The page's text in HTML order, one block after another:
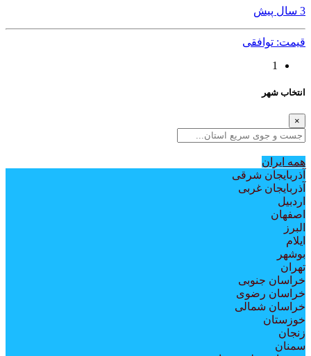
3 سال پیش
قیمت: توافقی
1
انتخاب شهر
×
همه ايران
آذربایجان شرقی
آذربایجان غربی
اردبیل
اصفهان
البرز
ایلام
بوشهر
تهران
خراسان جنوبی
خراسان رضوی
خراسان شمالی
خوزستان
زنجان
سمنان